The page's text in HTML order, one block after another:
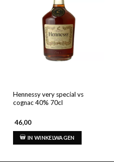
Hennessy very special vs
cognac 40% 70cl
46,00
IN WINKELWAGEN